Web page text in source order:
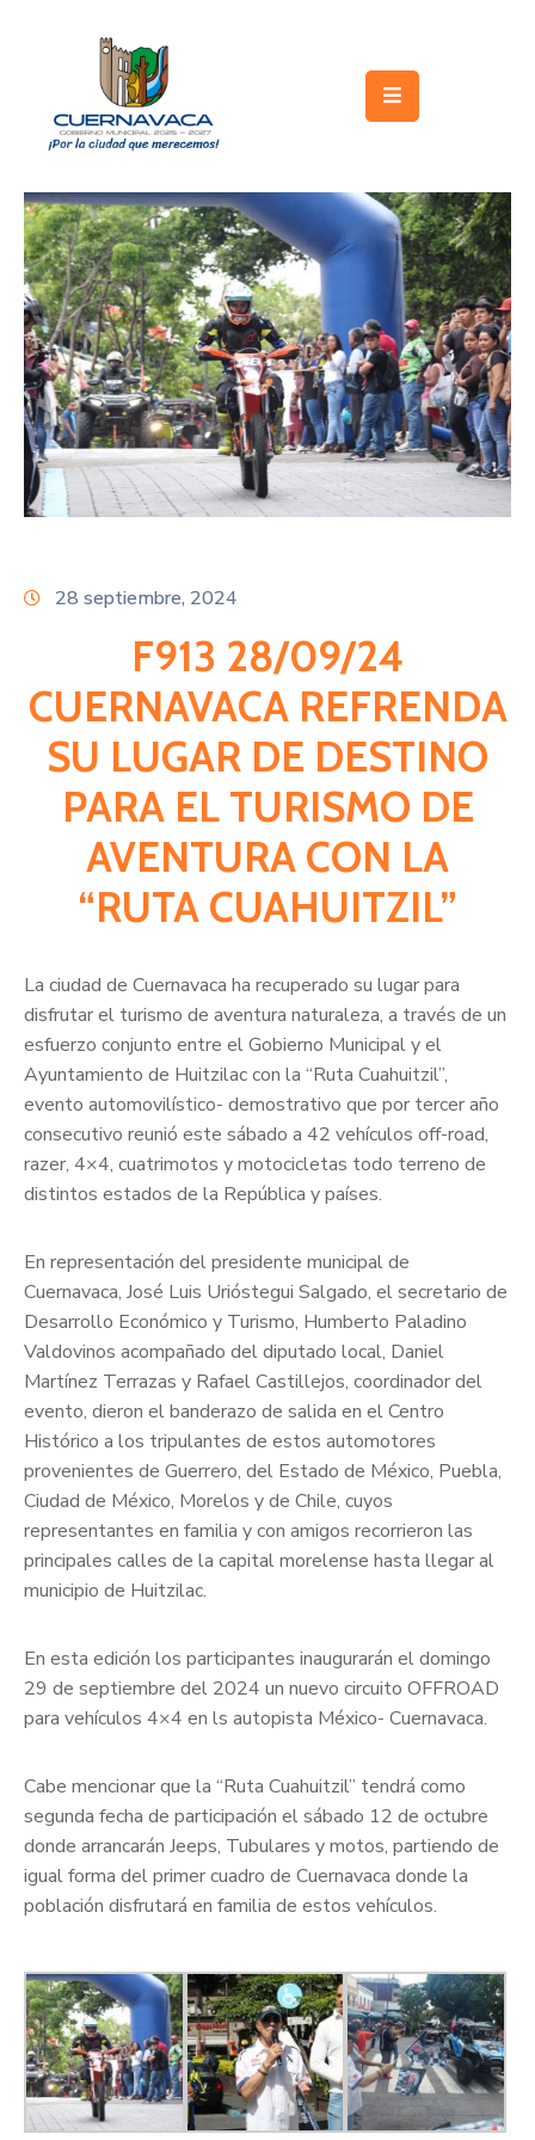
Gobierno
Turismo
Trámites
y
Servicios
Licitaciones
Transparencia
Directorio
28 septiembre, 2024
F913 28/09/24
CUERNAVACA REFRENDA
SU LUGAR DE DESTINO
PARA EL TURISMO DE
AVENTURA CON LA
“RUTA CUAHUITZIL”
La ciudad de Cuernavaca ha recuperado su lugar para
disfrutar el turismo de aventura naturaleza, a través de un
esfuerzo conjunto entre el Gobierno Municipal y el
Ayuntamiento de Huitzilac con la “Ruta Cuahuitzil”,
evento automovilístico- demostrativo que por tercer año
consecutivo reunió este sábado a 42 vehículos off-road,
razer, 4×4, cuatrimotos y motocicletas todo terreno de
distintos estados de la República y países.
En representación del presidente municipal de
Cuernavaca, José Luis Urióstegui Salgado, el secretario de
Desarrollo Económico y Turismo, Humberto Paladino
Valdovinos acompañado del diputado local, Daniel
Martínez Terrazas y Rafael Castillejos, coordinador del
evento, dieron el banderazo de salida en el Centro
Histórico a los tripulantes de estos automotores
provenientes de Guerrero, del Estado de México, Puebla,
Ciudad de México, Morelos y de Chile, cuyos
representantes en familia y con amigos recorrieron las
principales calles de la capital morelense hasta llegar al
municipio de Huitzilac.
En esta edición los participantes inaugurarán el domingo
29 de septiembre del 2024 un nuevo circuito OFFROAD
para vehículos 4×4 en ls autopista México- Cuernavaca.
Cabe mencionar que la “Ruta Cuahuitzil” tendrá como
segunda fecha de participación el sábado 12 de octubre
donde arrancarán Jeeps, Tubulares y motos, partiendo de
igual forma del primer cuadro de Cuernavaca donde la
población disfrutará en familia de estos vehículos.